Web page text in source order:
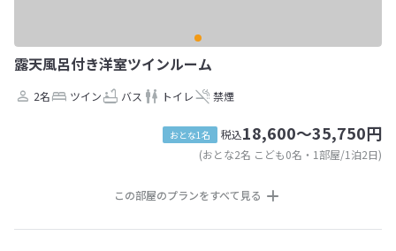
露天風呂付き洋室ツインルーム
2名 ツイン バス トイレ 禁煙
おとな1名 税込18,600～35,750円
(おとな2名 こども0名・1部屋/1泊2日)
この部屋のプランをすべて見る